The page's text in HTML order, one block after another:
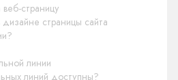
страницу
страницы сайта
линии
линий доступны?